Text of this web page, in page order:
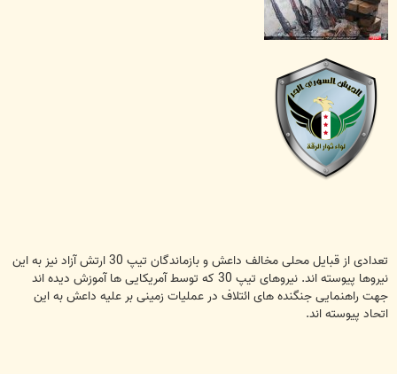
تعدادی از قبایل محلی مخالف داعش و بازماندگان تیپ 30 ارتش آزاد نیز به این
نیروها پیوسته اند. نیروهای تیپ 30 که توسط آمریکایی ها آموزش دیده اند
جهت راهنمایی جنگنده های ائتلاف در عملیات زمینی بر علیه داعش به این
اتحاد پیوسته اند.